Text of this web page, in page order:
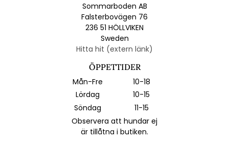
Sommarboden AB
Falsterbovägen 76
236 51 HÖLLVIKEN
Sweden
Hitta hit (extern länk)
ÖPPETTIDER
Mån-Fre
10-18
Lördag
10-15
Söndag
11-15
Observera att hundar ej
är tillåtna i butiken.